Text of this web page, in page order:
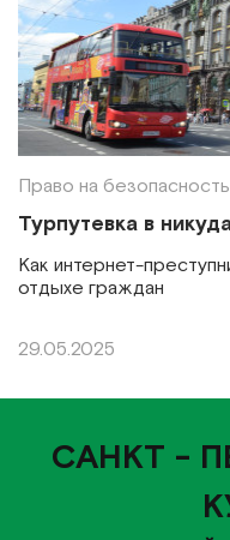
Право на безопасность
Турпутевка в
Как интернет-
отдыхе граждан
29.05.2025
САНКТ -